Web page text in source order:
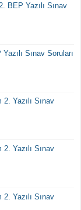
BEP Yazılı Sınav
Sınav Soruları
Yazılı Sınav
Yazılı Sınav
Yazılı Sınav